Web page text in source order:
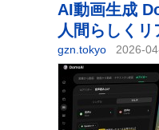
AI動画生成
人間らしく
gzn.tokyo 2026-